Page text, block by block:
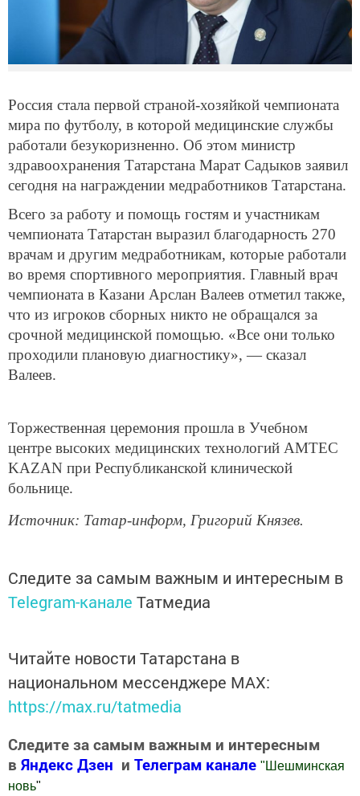
Россия стала первой страной-хозяйкой чемпионата
мира по футболу, в которой медицинские службы
работали безукоризненно. Об этом министр
здравоохранения Татарстана Марат Садыков заявил
сегодня на награждении медработников Татарстана.
Всего за работу и помощь гостям и участникам
чемпионата Татарстан выразил благодарность 270
врачам и другим медработникам, которые работали
во время спортивного мероприятия. Главный врач
чемпионата в Казани Арслан Валеев отметил также,
что из игроков сборных никто не обращался за
срочной медицинской помощью. «Все они только
проходили плановую диагностику», — сказал
Валеев.
Торжественная церемония прошла в Учебном
центре высоких медицинских технологий AMTEC
KAZAN при Республиканской клинической
больнице.
Источник: Татар-информ, Григорий Князев.
Следите за самым важным и интересным в
Telegram-канале Татмедиа
Читайте новости Татарстана в
национальном мессенджере MАХ:
https://max.ru/tatmedia
Следите за самым важным и интересным
в Яндекс Дзен и Телеграм канале " Шешминская
новь"